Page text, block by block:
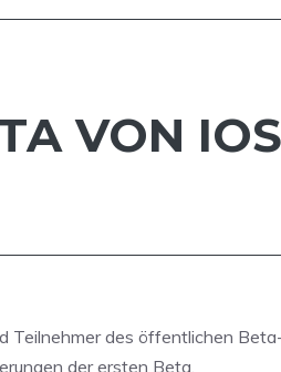
VON
des öffentlichen
der ersten Beta.